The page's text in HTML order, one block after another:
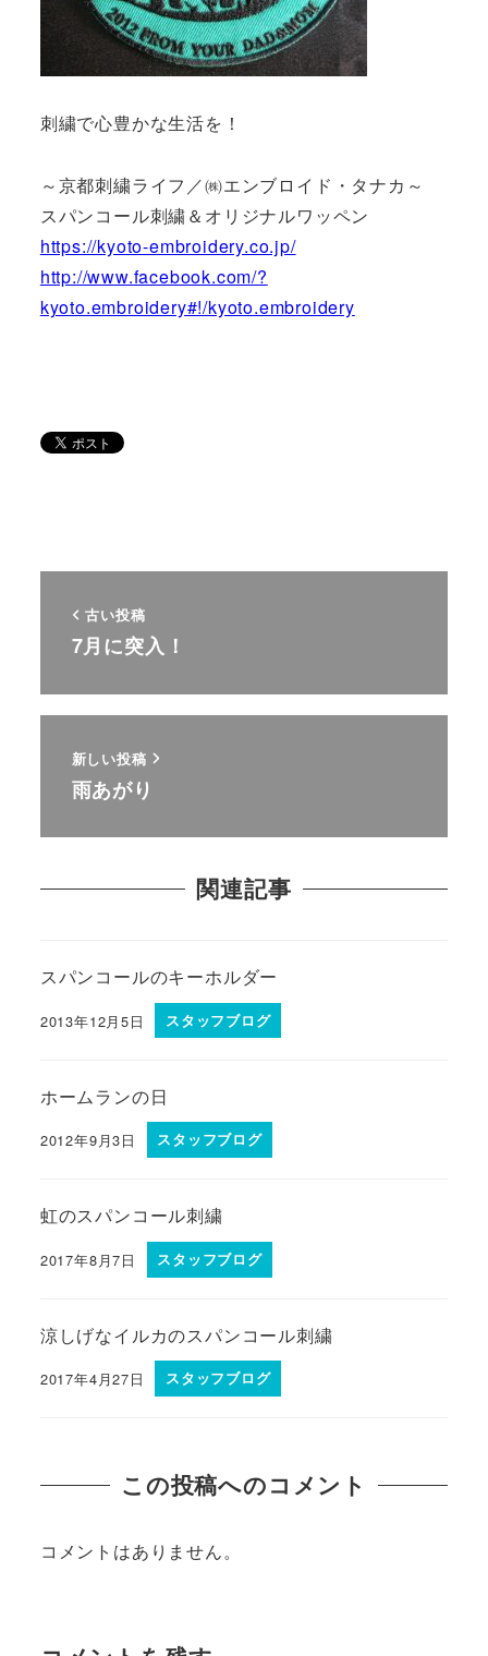
刺繍で心豊かな生活を！
～京都刺繍ライフ／㈱エンブロイド・タナカ～
スパンコール刺繍＆オリジナルワッペン
https://kyoto-embroidery.co.jp/
http://www.facebook.com/?
kyoto.embroidery#!/kyoto.embroidery
古い投稿
7月に突入！
新しい投稿
雨あがり
関連記事
スパンコールのキーホルダー
2013年12月5日 スタッフブログ
ホームランの日
2012年9月3日 スタッフブログ
虹のスパンコール刺繍
2017年8月7日 スタッフブログ
涼しげなイルカのスパンコール刺繍
2017年4月27日 スタッフブログ
この投稿へのコメント
コメントはありません。